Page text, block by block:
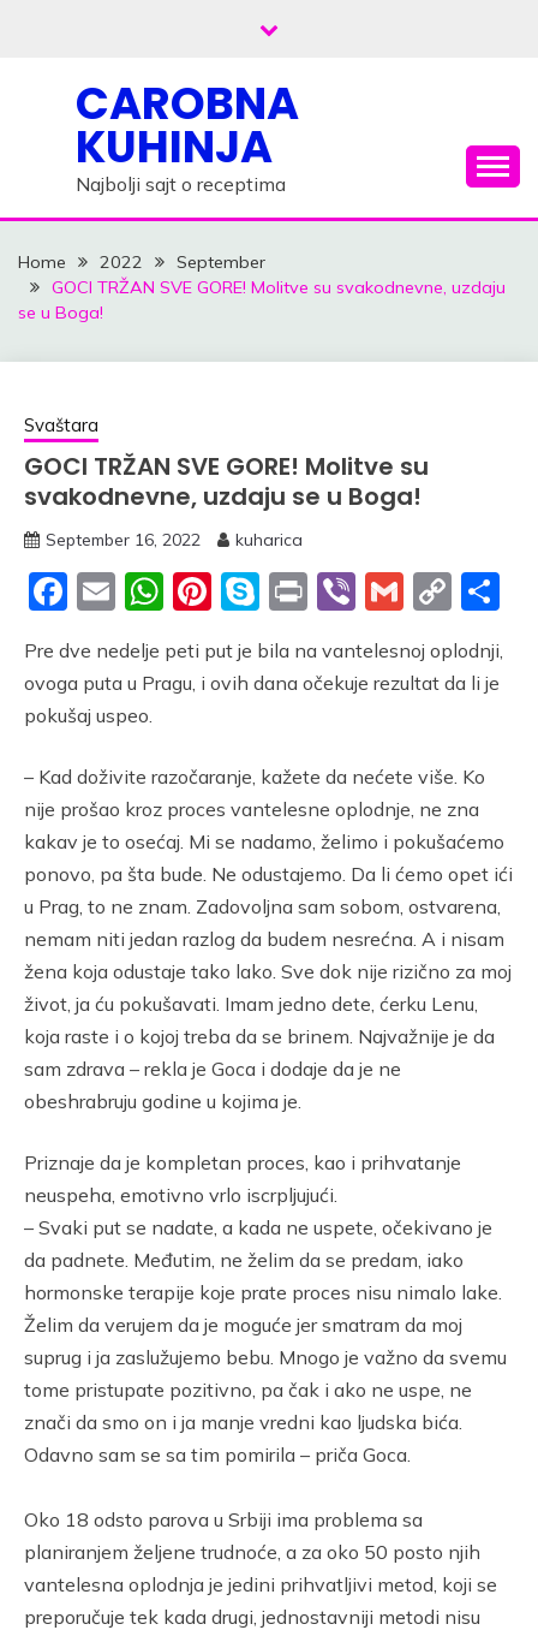
CAROBNA
KUHINJA
Najbolji sajt o receptima
Home 2022
September
GOCI TRŽAN SVE GORE! Molitve su svakodnevne, uzdaju
se u Boga!
Svaštara
GOCI TRŽAN SVE GORE! Molitve su
svakodnevne, uzdaju se u Boga!
September 16, 2022 kuharica
Facebook
EmailWhatsApp
Pinterest
Skype
PrintViberGmail
Link
Pre dve nedelje peti put je bila na vantelesnoj oplodnji,
ovoga puta u Pragu, i ovih dana očekuje rezultat da li je
pokušaj uspeo.
– Kad doživite razočaranje, kažete da nećete više. Ko
nije prošao kroz proces vantelesne oplodnje, ne zna
kakav je to osećaj. Mi se nadamo, želimo i pokušaćemo
ponovo, pa šta bude. Ne odustajemo. Da li ćemo opet ići
u Prag, to ne znam. Zadovoljna sam sobom, ostvarena,
nemam niti jedan razlog da budem nesrećna. A i nisam
žena koja odustaje tako lako. Sve dok nije rizično za moj
život, ja ću pokušavati. Imam jedno dete, ćerku Lenu,
koja raste i o kojoj treba da se brinem. Najvažnije je da
sam zdrava – rekla je Goca i dodaje da je ne
obeshrabruju godine u kojima je.
Priznaje da je kompletan proces, kao i prihvatanje
neuspeha, emotivno vrlo iscrpljujući.
– Svaki put se nadate, a kada ne uspete, očekivano je
da padnete. Međutim, ne želim da se predam, iako
hormonske terapije koje prate proces nisu nimalo lake.
Želim da verujem da je moguće jer smatram da moj
suprug i ja zaslužujemo bebu. Mnogo je važno da svemu
tome pristupate pozitivno, pa čak i ako ne uspe, ne
znači da smo on i ja manje vredni kao ljudska bića.
Odavno sam se sa tim pomirila – priča Goca.
Oko 18 odsto parova u Srbiji ima problema sa
planiranjem željene trudnoće, a za oko 50 posto njih
vantelesna oplodnja je jedini prihvatljivi metod, koji se
preporučuje tek kada drugi, jednostavniji metodi nisu